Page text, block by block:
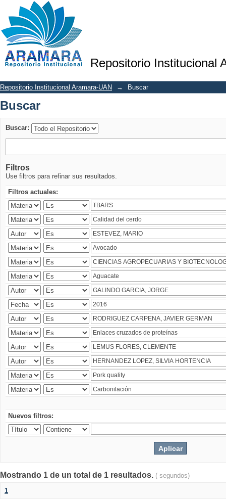
Repositorio Institucional
Buscar
Repositorio Institucional Aramara-UAN → Buscar
Buscar
Buscar:
Filtros
Use filtros para refinar sus resultados.
Filtros actuales:
Nuevos filtros:
Mostrando 1 de un total de 1 resultados. ( segundos)
1